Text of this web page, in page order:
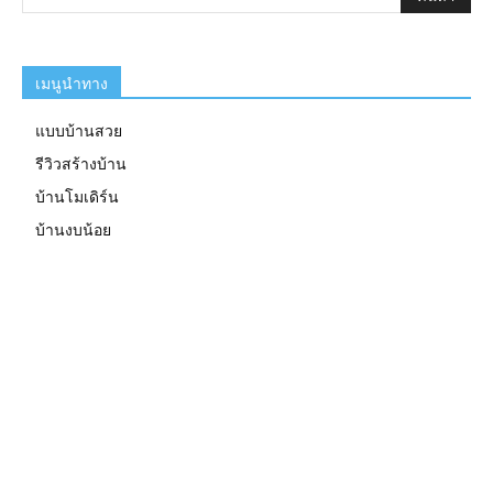
เมนูนำทาง
แบบบ้านสวย
รีวิวสร้างบ้าน
บ้านโมเดิร์น
บ้านงบน้อย